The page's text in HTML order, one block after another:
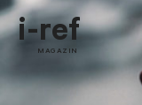
i-ref
MAGAZIN